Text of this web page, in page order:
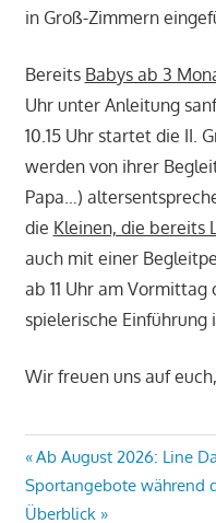
in Groß-Zimmern
Bereits Babys ab 3
Uhr unter Anleitung
10.15 Uhr startet die II.
werden von ihrer
Papa…)
die Kleinen, die bereits
auch mit einer
ab 11 Uhr am
spielerische Einführung
Wir freuen uns auf
Vorheriger
Beitrag:
Ab August 2026: Line
Nächster
Beitrag:
Sportangebote während
Überblick